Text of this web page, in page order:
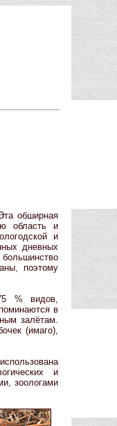
обширная
область и
и
дневных
большинство
поэтому
% видов,
в
залётам.
(имаго),
и
зоологами